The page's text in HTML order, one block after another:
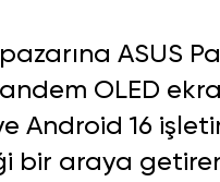
ASUS
OLED
Android 16
bir araya